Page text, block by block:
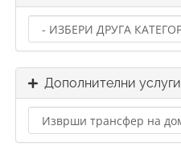
Дополнителни услуги